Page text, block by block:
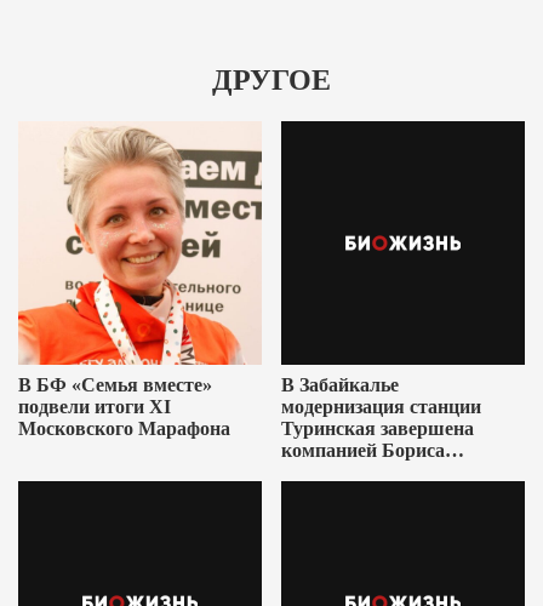
ДРУГОЕ
В БФ «Семья вместе»
подвели итоги XI
Московского Марафона
В Забайкалье
модернизация станции
Туринская завершена
компанией Бориса